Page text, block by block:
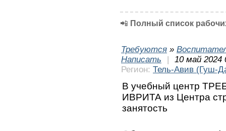
📲 Полный список
Требуются »
Написать
|
10 май 2024
Регион: Тель-Авив (Гуш-
В учебный центр
ИВРИТА из Центра
занятость